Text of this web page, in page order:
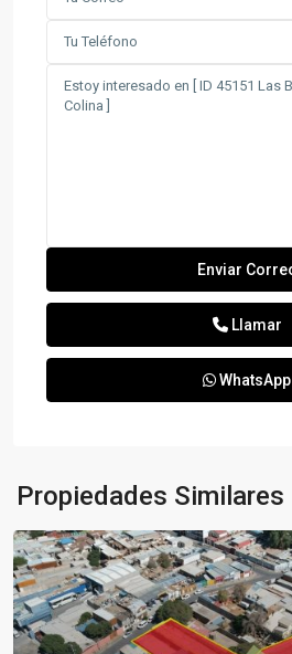
Llamar
WhatsApp
Propiedades Similares